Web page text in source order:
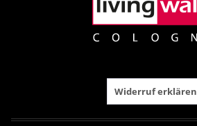
Widerruf erklären